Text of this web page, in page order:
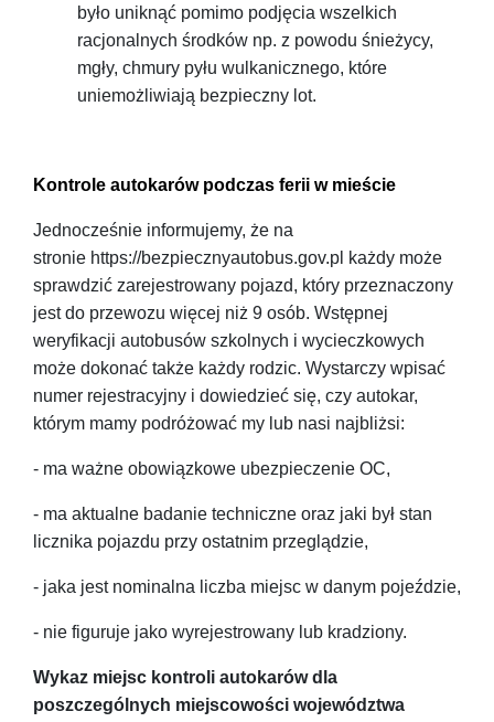
było uniknąć pomimo podjęcia wszelkich
racjonalnych środków np. z powodu śnieżycy,
mgły, chmury pyłu wulkanicznego, które
uniemożliwiają bezpieczny lot.
Kontrole autokarów podczas ferii w mieście
Jednocześnie informujemy, że na
stronie https://bezpiecznyautobus.gov.pl każdy może
sprawdzić zarejestrowany pojazd, który przeznaczony
jest do przewozu więcej niż 9 osób. Wstępnej
weryfikacji autobusów szkolnych i wycieczkowych
może dokonać także każdy rodzic. Wystarczy wpisać
numer rejestracyjny i dowiedzieć się, czy autokar,
którym mamy podróżować my lub nasi najbliżsi:
- ma ważne obowiązkowe ubezpieczenie OC,
- ma aktualne badanie techniczne oraz jaki był stan
licznika pojazdu przy ostatnim przeglądzie,
- jaka jest nominalna liczba miejsc w danym pojeździe,
- nie figuruje jako wyrejestrowany lub kradziony.
Wykaz miejsc kontroli autokarów dla
poszczególnych miejscowości województwa